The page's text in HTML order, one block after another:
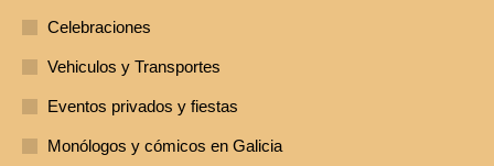
Celebraciones
Vehiculos y Transportes
Eventos privados y fiestas
Monólogos y cómicos en Galicia